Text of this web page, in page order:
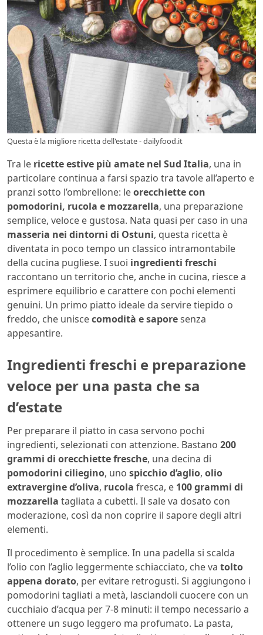
Questa è la migliore ricetta dell'estate - dailyfood.it
Tra le ricette estive più amate nel Sud Italia, una in
particolare continua a farsi spazio tra tavole all’aperto e
pranzi sotto l’ombrellone: leorecchiette con
pomodorini, rucola e mozzarella, una preparazione
semplice, veloce e gustosa. Nata quasi per caso in una
masseria nei dintorni di Ostuni, questa ricetta è
diventata in poco tempo un classico intramontabile
della cucina pugliese. I suoi ingredienti freschi
raccontano un territorio che, anche in cucina, riesce a
esprimere equilibrio e carattere con pochi elementi
genuini. Un primo piatto ideale da servire tiepido o
freddo, che uniscecomodità e saporesenza
appesantire.
Ingredienti freschi e preparazione
veloce per una pasta che sa
d’estate
Per preparare il piatto in casa servono pochi
ingredienti, selezionati con attenzione. Bastano 200
grammi di orecchiette fresche, una decina di
pomodorini ciliegino, uno spicchio d’aglio, olio
extravergine d’oliva, rucola fresca, e 100 grammi di
mozzarella tagliata a cubetti. Il sale va dosato con
moderazione, così da non coprire il sapore degli altri
elementi.
Il procedimento è semplice. In una padella si scalda
l’olio con l’aglio leggermente schiacciato, che va tolto
appena dorato, per evitare retrogusti. Si aggiungono i
pomodorini tagliati a metà, lasciandoli cuocere con un
cucchiaio d’acqua per 7-8 minuti: il tempo necessario a
ottenere un sugo leggero ma profumato. La pasta,